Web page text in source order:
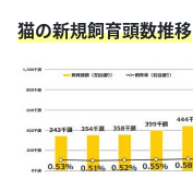
猫の新規飼育頭数推移